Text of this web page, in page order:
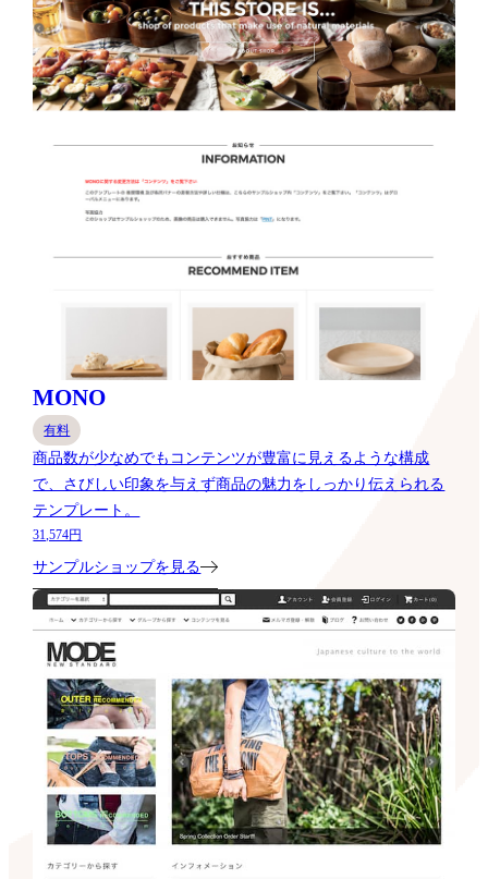
MONO
有料
商品数が少なめでもコンテンツが豊富に見えるような構成
で、さびしい印象を与えず商品の魅力をしっかり伝えられる
テンプレート。
31,574円
サンプルショップを見る